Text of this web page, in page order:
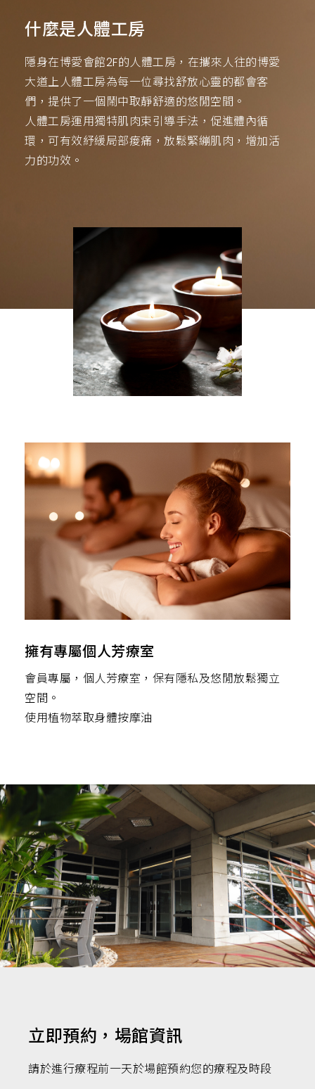
什麼是人體工房
隱身在博愛會館2F的人體工房，在攜來人往的博愛
大道上人體工房為每一位尋找舒放心靈的都會客
們，提供了一個鬧中取靜舒適的悠閒空間。
人體工房運用獨特肌肉束引導手法，促進體內循
環，可有效紓緩局部痠痛，放鬆緊繃肌肉，增加活
力的功效。
擁有專屬個人芳療室
會員專屬，個人芳療室，保有隱私及悠閒放鬆獨立
空間。
使用植物萃取身體按摩油
立即預約，場館資訊
請於進行療程前一天於場館預約您的療程及時段